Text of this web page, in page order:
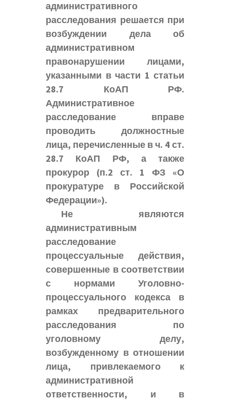
административного
расследования решается при
возбуждении дела об
административном
правонарушении лицами,
указанными в части 1 статьи
28.7 КоАП РФ.
Административное
расследование вправе
проводить должностные
лица, перечисленные в ч. 4 ст.
28.7 КоАП РФ, а также
прокурор (п.2 ст. 1 ФЗ «О
прокуратуре в Российской
Федерации»).
Не являются
административным
расследование
процессуальные действия,
совершенные в соответствии
с нормами Уголовно-
процессуального кодекса в
рамках предварительного
расследования по
уголовному делу,
возбужденному в отношении
лица, привлекаемого к
административной
ответственности, и в